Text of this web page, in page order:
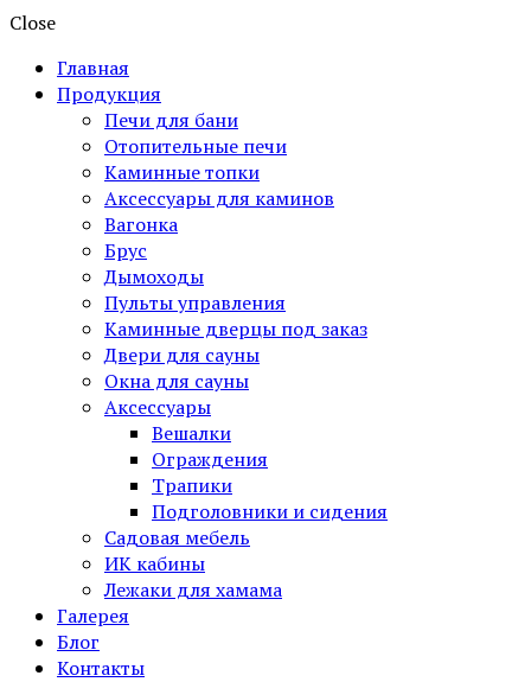
Close
Главная
Продукция
Печи для бани
Отопительные печи
Каминные топки
Аксессуары для каминов
Вагонка
Брус
Дымоходы
Пульты управления
Каминные дверцы под заказ
Двери для сауны
Окна для сауны
Аксессуары
Вешалки
Ограждения
Трапики
Подголовники и сидения
Садовая мебель
ИК кабины
Лежаки для хамама
Галерея
Блог
Контакты